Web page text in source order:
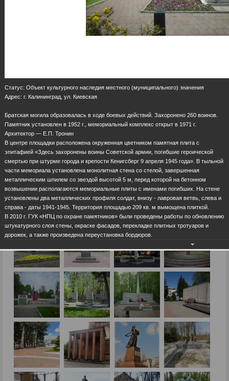
Статус: Объект культурного наследия местного (муниципального) значения
Адрес: г. Калининград, ул. Киевская
Братская могила образовалась в ходе боевых действий. Захоронено 260 воинов.
Памятник установлен в 1952 г., мемориальный комплекс открыт в 1971 г.
Архитектор — Е.П. Тронин
В центре площадки расположена окруженная цветником памятная плита с
эпитафией «Здесь захоронены воины Советской армии, погибшие героической
смертью при штурме города и крепости Кенигсберг 9 апреля 1945 года». В тыльной
части мемориала установлена монолитная стена со стелой, завершенная
металлическим шпилем со звездой высотой 5 м, перед которой на бетонном
возвышении располагаются мемориальные плиты с именами погибших. На стене
установлены два металлических профиля солдат, внизу - лавровая ветвь, слева и
справа - даты 1941-1945. Территория площадью 209 кв. м вымощена плиткой.
В 2010 г. ГУК «НПЦ по охране памятников» были проведены работы по обновлению
штукатурного слоя стены, окраске фасадов, перекладке плитных тротуаров и
дорожек, а также произведена переустановка бордюров.